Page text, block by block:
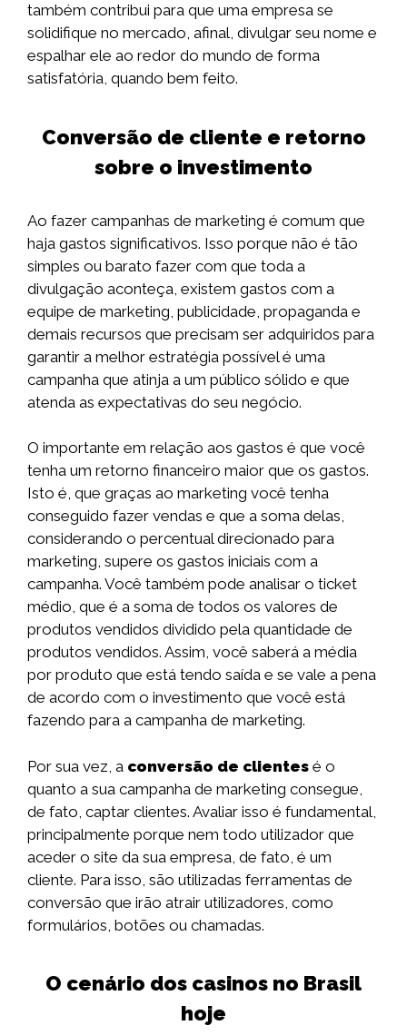
também contribui para que uma empresa se
solidifique no mercado, afinal, divulgar seu nome e
espalhar ele ao redor do mundo de forma
satisfatória, quando bem feito.
Conversão de cliente e retorno
sobre o investimento
Ao fazer campanhas de marketing é comum que
haja gastos significativos. Isso porque não é tão
simples ou barato fazer com que toda a
divulgação aconteça, existem gastos com a
equipe de marketing, publicidade, propaganda e
demais recursos que precisam ser adquiridos para
garantir a melhor estratégia possível é uma
campanha que atinja a um público sólido e que
atenda as expectativas do seu negócio.
O importante em relação aos gastos é que você
tenha um retorno financeiro maior que os gastos.
Isto é, que graças ao marketing você tenha
conseguido fazer vendas e que a soma delas,
considerando o percentual direcionado para
marketing, supere os gastos iniciais com a
campanha. Você também pode analisar o ticket
médio, que é a soma de todos os valores de
produtos vendidos dividido pela quantidade de
produtos vendidos. Assim, você saberá a média
por produto que está tendo saída e se vale a pena
de acordo com o investimento que você está
fazendo para a campanha de marketing.
Por sua vez, a conversão de clientes é o
quanto a sua campanha de marketing consegue,
de fato, captar clientes. Avaliar isso é fundamental,
principalmente porque nem todo utilizador que
aceder o site da sua empresa, de fato, é um
cliente. Para isso, são utilizadas ferramentas de
conversão que irão atrair utilizadores, como
formulários, botões ou chamadas.
O cenário dos casinos no Brasil
hoje